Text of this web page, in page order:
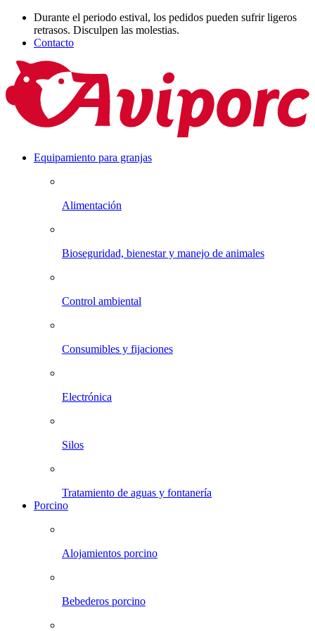
Durante el periodo estival, los pedidos pueden sufrir ligeros
retrasos. Disculpen las molestias.
Contacto
Equipamiento para granjas
Alimentación
Bioseguridad, bienestar y manejo de animales
Control ambiental
Consumibles y fijaciones
Electrónica
Silos
Tratamiento de aguas y fontanería
Porcino
Alojamientos porcino
Bebederos porcino